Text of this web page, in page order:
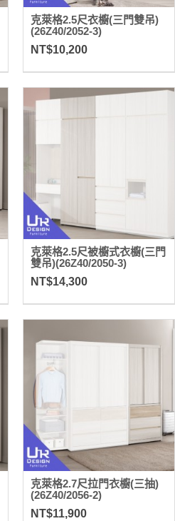
克萊格2.5尺衣櫥(三門雙吊)
(26Z40/2052-3)
NT$10,200
克萊格2.5尺被櫥式衣櫥(三門
雙吊)(26Z40/2050-3)
NT$14,300
克萊格2.7尺拉門衣櫥(三抽)
(26Z40/2056-2)
NT$11,900